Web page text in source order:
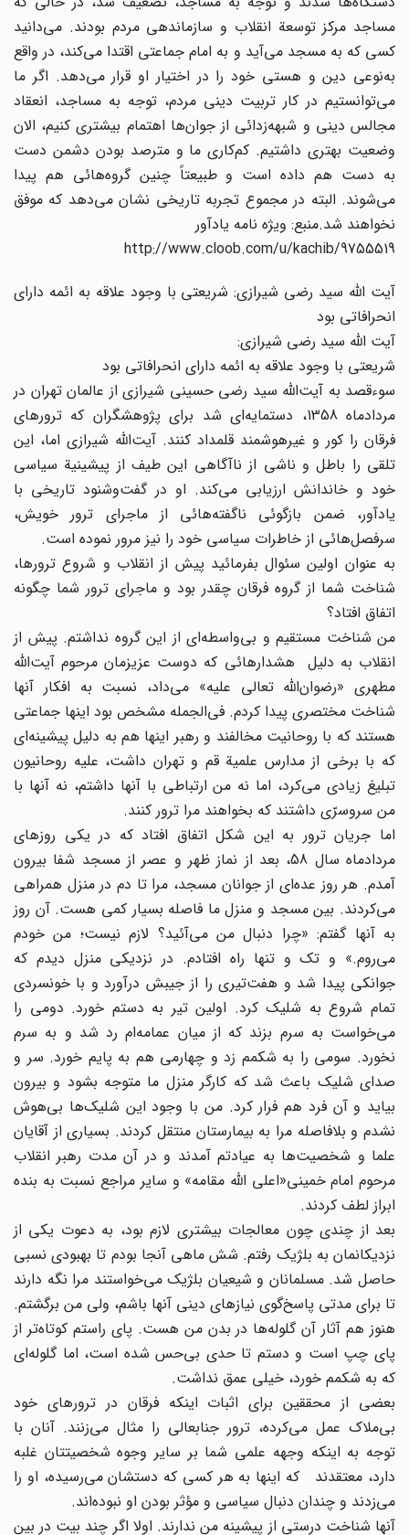
مساجد مرکز توسعة انقلاب و سازماندهی مردم بودند. می‌دانید
کسی که به مسجد می‌آید و به امام جماعتی اقتدا می‌کند، در واقع
به‌نوعی دین و هستی خود را در اختیار او قرار می‌دهد. اگر ما
می‌توانستیم در کار تربیت دینی مردم، توجه به مساجد، انعقاد
مجالس دینی و شبهه‌زدائی از جوان‌ها اهتمام بیشتری کنیم، الان
وضعیت بهتری داشتیم. کم‌کاری ما و مترصد بودن دشمن دست
به دست هم داده است و طبیعتاً چنین گروه‌هائی هم پیدا
می‌شوند. البته در مجموع تجربه تاریخی نشان می‌دهد که موفق
نخواهند شد.منبع: ویژه نامه یادآور
http://www.cloob.com/u/kachib/9755519
آیت الله سید رضی شیرازی: شریعتی با وجود علاقه به ائمه دارای
انحرافاتی بود
آیت الله سید رضی شیرازی:
شریعتی با وجود علاقه به ائمه دارای انحرافاتی بود
سوءقصد به آیت‌الله سید رضی حسینی شیرازی از عالمان تهران در
مردادماه 1358، دستمایه‌ای شد برای پژوهشگران که ترورهای
فرقان را کور و غیرهوشمند قلمداد کنند. آیت‌الله شیرازی اما، این
تلقی را باطل و ناشی از ناآگاهی این طیف از پیشینیة سیاسی
خود و خاندانش ارزیابی می‌کند. او در گفت‌وشنود تاریخی با
یادآور، ضمن بازگوئی ناگفته‌هائی از ماجرای ترور خویش،
سرفصل‌هائی از خاطرات سیاسی خود را نیز مرور نموده است.
به عنوان اولین سئوال بفرمائید پیش از انقلاب و شروع ترورها،
شناخت شما از گروه فرقان چقدر بود و ماجرای ترور شما چگونه
اتفاق افتاد؟
من شناخت مستقیم و بی‌واسطه‌ای از این گروه نداشتم. پیش از
انقلاب به دلیل هشدارهائی که دوست عزیزمان مرحوم آیت‌الله
مطهری «رضوان‌الله تعالی علیه» می‌داد، نسبت به افکار آنها
شناخت مختصری پیدا کردم. فی‌الجمله مشخص بود اینها جماعتی
هستند که با روحانیت مخالفند و رهبر اینها هم به دلیل پیشینه‌ای
که با برخی از مدارس علمیة قم و تهران داشت، علیه روحانیون
تبلیغ زیادی می‌کرد، اما نه من ارتباطی با آنها داشتم، نه آنها با
من سروسرّی داشتند که بخواهند مرا ترور کنند.
اما جریان ترور به این شکل اتفاق افتاد که در یکی روزهای
مردادماه سال 58، بعد از نماز ظهر و عصر از مسجد شفا بیرون
آمدم. هر روز عده‌ای از جوانان مسجد، مرا تا دم در منزل همراهی
می‌کردند. بین مسجد و منزل ما فاصله بسیار کمی هست. آن روز
به آنها گفتم: «چرا دنبال من می‌آئید؟ لازم نیست؛ من خودم
می‌روم.» و تک و تنها راه افتادم. در نزدیکی منزل دیدم که
جوانکی پیدا شد و هفت‌تیری را از جیبش در‌آورد و با خونسردی
تمام شروع به شلیک کرد. اولین تیر به دستم خورد. دومی را
می‌خواست به سرم بزند که از میان عمامه‌ام رد شد و به سرم
نخورد. سومی را به شکمم زد و چهارمی هم به پایم خورد. سر و
صدای شلیک باعث شد که کارگر منزل ما متوجه بشود و بیرون
بیاید و آن فرد هم فرار کرد. من با وجود این شلیک‌ها بی‌هوش
نشدم و بلافاصله مرا به بیمارستان منتقل کردند. بسیاری از آقایان
علما و شخصیت‌ها به عیادتم آمدند و در آن مدت رهبر انقلاب
مرحوم امام خمینی«اعلی الله مقامه» و سایر مراجع نسبت به بنده
ابراز لطف کردند.
بعد از چندی چون معالجات بیشتری لازم بود، به دعوت یکی از
نزدیکانمان به بلژیک رفتم. شش ماهی آنجا بودم تا بهبودی نسبی
حاصل شد. مسلمانان و شیعیان بلژیک می‌خواستند مرا نگه دارند
تا برای مدتی پاسخ‌گوی نیازهای دینی آنها باشم، ولی من برگشتم.
هنوز هم آثار آن گلوله‌ها در بدن من هست. پای راستم کوتاه‌تر از
پای چپ است و دستم تا حدی بی‌حس شده است، اما گلوله‌ای
که به شکمم خورد، خیلی عمق نداشت.
بعضی از محققین برای اثبات اینکه فرقان در ترورهای خود
بی‌ملاک عمل می‌کرده، ترور جنابعالی را مثال می‌زنند. آنان با
توجه به اینکه وجهه علمی شما بر سایر وجوه شخصیتتان غلبه
دارد، معتقدند که اینها به هر کسی که دستشان می‌رسیده، او را
می‌زدند و چندان دنبال سیاسی و مؤثر بودن او نبوده‌اند.
آنها شناخت درستی از پیشینه من ندارند. اولا اگر چند بیت در بین